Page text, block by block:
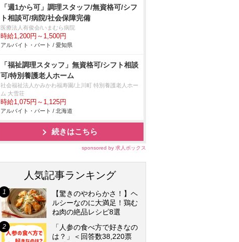
「週1から可」調理スタッフ/無資格可/シフ
ト相談可/病院/社会保障完備
医療法人有俊会/いまむら病院
時給1,200円～1,500円
アルバイト・パート / 愛知県
「福祉調理スタッフ」無資格可/シフト相談
可/特別養護老人ホーム
社会福祉法人かみかわ福寿園/上川町 特別養護老人ホー
ム 大雪荘
時給1,075円～1,125円
アルバイト・パート / 北海道
続きはこちら
sponsored by 求人ボックス
人気記事ランキング
【驚きのやわらかさ！】ヘ
ルシーなのに大満足！鶏む
ね肉の絶品レシピ8選
「人参の食べ方で好きなの
は？」＜回答数38,220票